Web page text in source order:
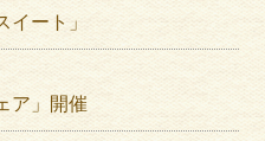
ート」
ア」開催